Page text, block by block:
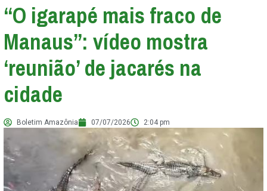
“O igarapé mais fraco de
Manaus”: vídeo mostra
‘reunião’ de jacarés na
cidade
Boletim Amazônia 07/07/2026 2:04 pm